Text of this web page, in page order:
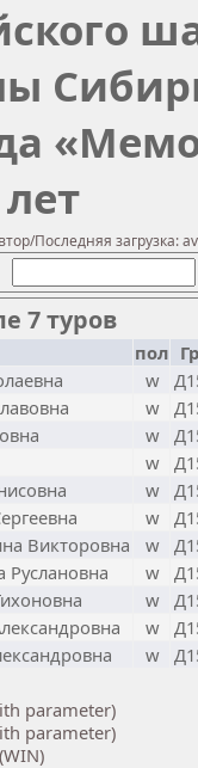
Последняя загрузка:
7 туров
пол Гр
w
w
w
w
w
w
Викторовна w
Руслановна w
w
w
w
parameter)
parameter)